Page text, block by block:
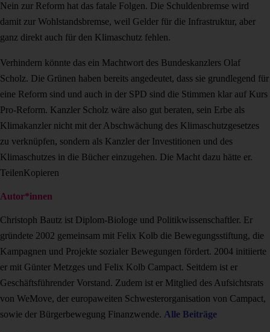
Nein zur Reform hat das fatale Folgen. Die Schuldenbremse wird
damit zur Wohlstandsbremse, weil Gelder für die Infrastruktur, aber
ganz direkt auch für den Klimaschutz fehlen.
Verhindern könnte das ein Machtwort des Bundeskanzlers Olaf
Scholz. Die Grünen haben bereits angedeutet, dass sie grundlegend für
eine Reform sind und auch in der SPD sind die Stimmen klar auf Kurs
Pro-Reform. Kanzler Scholz wäre also gut beraten, sein Erbe als
Klimakanzler nicht mit der Abschwächung des Klimaschutzgesetzes
zu verknüpfen, sondern als Kanzler der Investitionen und des
Klimaschutzes in die Bücher einzugehen. Die Macht dazu hätte er.
TeilenKopieren
Autor*innen
Christoph Bautz ist Diplom-Biologe und Politikwissenschaftler. Er
gründete 2002 gemeinsam mit Felix Kolb die Bewegungsstiftung, die
Kampagnen und Projekte sozialer Bewegungen fördert. 2004 initiierte
er mit Günter Metzges und Felix Kolb Campact. Seitdem ist er
Geschäftsführender Vorstand. Zudem ist er Mitglied des Aufsichtsrats
von WeMove, der europaweiten Schwesterorganisation von Campact,
sowie der Bürgerbewegung Finanzwende. Alle Beiträge